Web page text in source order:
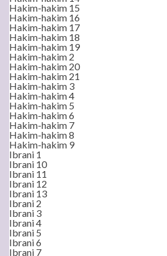
Hakim-hakim 15
Hakim-hakim 16
Hakim-hakim 17
Hakim-hakim 18
Hakim-hakim 19
Hakim-hakim 2
Hakim-hakim 20
Hakim-hakim 21
Hakim-hakim 3
Hakim-hakim 4
Hakim-hakim 5
Hakim-hakim 6
Hakim-hakim 7
Hakim-hakim 8
Hakim-hakim 9
Ibrani 1
Ibrani 10
Ibrani 11
Ibrani 12
Ibrani 13
Ibrani 2
Ibrani 3
Ibrani 4
Ibrani 5
Ibrani 6
Ibrani 7